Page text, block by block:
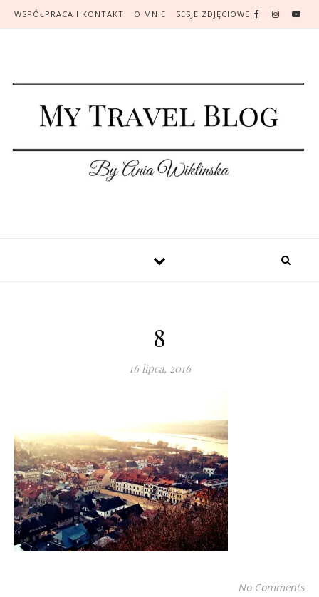
WSPÓŁPRACA I KONTAKT O MNIE SESJE ZDJĘCIOWE
8
16 lipca, 2016
No Comments